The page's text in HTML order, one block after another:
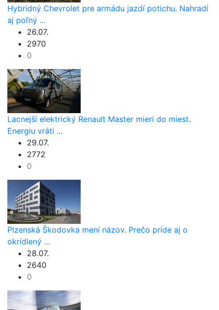
Hybridný Chevrolet pre armádu jazdí potichu. Nahradí
aj poľný ...
26.07.
2970
0
Lacnejší elektrický Renault Master mieri do miest.
Energiu vráti ...
29.07.
2772
0
Plzenská Škodovka mení názov. Prečo príde aj o
okrídlený ...
28.07.
2640
0